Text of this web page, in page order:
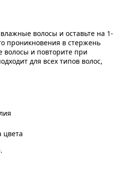
волосы и оставьте на 1-
проникновения в стержень
волосы и повторите при
для всех типов волос,
цвета